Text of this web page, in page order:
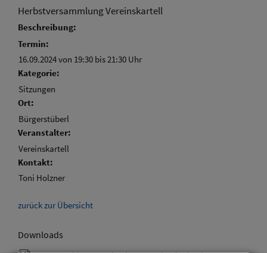
Herbstversammlung Vereinskartell
Beschreibung:
Termin:
16.09.2024 von 19:30 bis 21:30 Uhr
Kategorie:
Sitzungen
Ort:
Bürgerstüberl
Veranstalter:
Vereinskartell
Kontakt:
Toni Holzner
zurück zur Übersicht
Downloads